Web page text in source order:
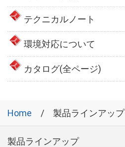
テクニカルノート
環境対応について
カタログ(全ページ)
Home 製品ラインアップ
製品ラインアップ